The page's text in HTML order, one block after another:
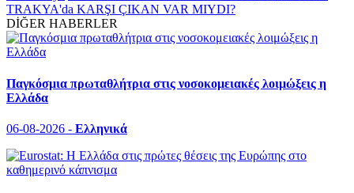
TRAKYA'da KARŞI ÇIKAN VAR MIYDI?
DİĞER HABERLER
Παγκόσμια πρωταθλήτρια στις νοσοκομειακές λοιμώξεις η
Ελλάδα
06-08-2026 - Ελληνικά